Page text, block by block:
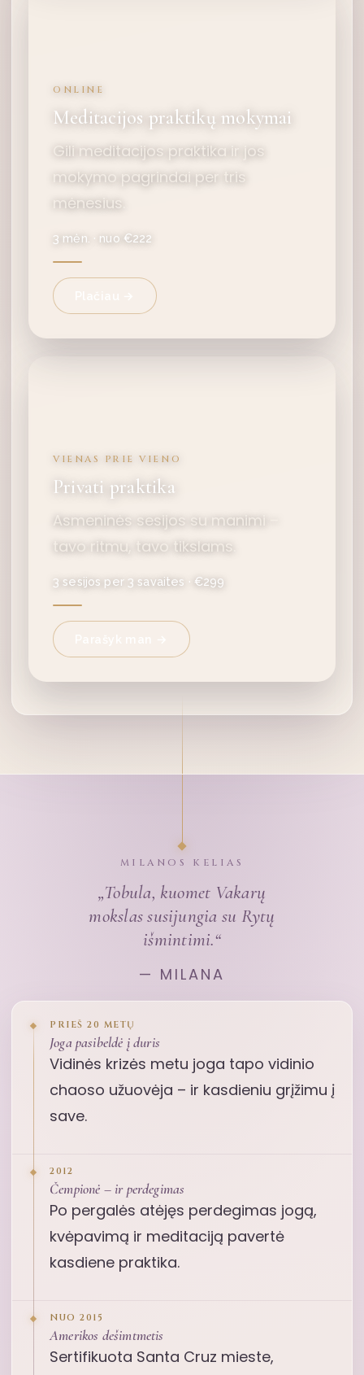
ONLINE
Meditacijos praktikų mokymai
Gili meditacijos praktika ir jos
mokymo pagrindai per tris
mėnesius.
3 mėn. · nuo €222
VIENAS PRIE VIENO
Privati praktika
Asmeninės sesijos su manimi –
tavo ritmu, tavo tikslams.
3 sesijos per 3 savaites · €299
MILANOS KELIAS
„Tobula, kuomet Vakarų
mokslas susijungia su Rytų
išmintimi.“
— MILANA
PRIEŠ 20 METŲ
Joga pasibeldė į duris
Vidinės krizės metu joga tapo vidinio
chaoso užuovėja – ir kasdieniu grįžimu į
save.
2012
Čempionė – ir perdegimas
Po pergalės atėjęs perdegimas jogą,
kvėpavimą ir meditaciją pavertė
kasdiene praktika.
NUO 2015
Amerikos dešimtmetis
Sertifikuota Santa Cruz mieste,